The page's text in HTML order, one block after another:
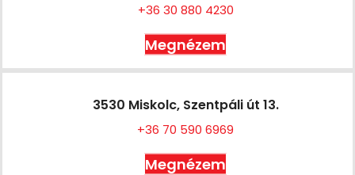
+36 30 880 4230
Megnézem
3530 Miskolc, Szentpáli út 13.
+36 70 590 6969
Megnézem